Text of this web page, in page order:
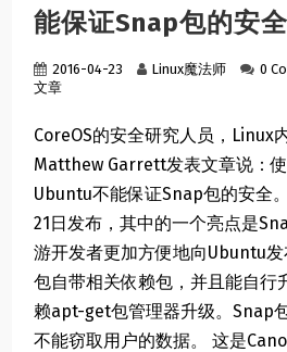
能保证Snap包的安全
2016-04-23 Linux魔法师 0
文章
CoreOS的安全研究人员，Linux
Matthew Garrett发表文章说：使
Ubuntu不能保证Snap包的安全
21日发布，其中的一个亮点是
游开发者更加方便地向Ubuntu
包自带相关依赖包，并且能自行
赖apt-get包管理器升级。Snap
不能窃取用户的数据。 这是